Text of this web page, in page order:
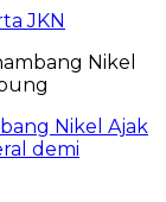
JKN
Nikel Ajak
demi